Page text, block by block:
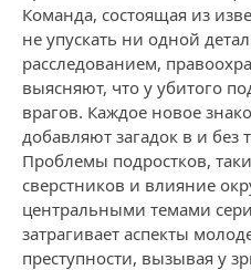
Команда, состоящая из
не упускать ни одной
расследованием,
выясняют, что у убитого
врагов. Каждое новое
добавляют загадок в и без
Проблемы подростков,
сверстников и влияние
центральными темами
затрагивает аспекты
преступности, вызывая у